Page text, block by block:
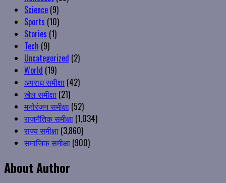
Science (9)
Sports (10)
Stories (1)
Tech (9)
Uncategorized (2)
World (19)
अपराध समीक्षा (42)
खेल समीक्षा (21)
मनोरंजन समीक्षा (52)
राजनैतिक समीक्षा (1,034)
राज्य समीक्षा (3,860)
समाजिक समीक्षा (900)
About Author